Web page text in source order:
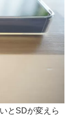
とSDが変えら